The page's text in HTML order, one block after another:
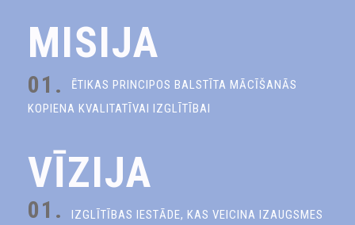
MISIJA
01.
ĒTIKAS PRINCIPOS BALSTĪTA MĀCĪŠANĀS
KOPIENA KVALITATĪVAI IZGLĪTĪBAI
VĪZIJA
01.
IZGLĪTĪBAS IESTĀDE, KAS VEICINA IZAUGSMES